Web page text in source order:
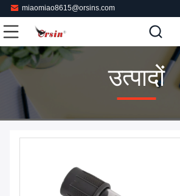
miaomiao8615@orsins.com
उत्पादों